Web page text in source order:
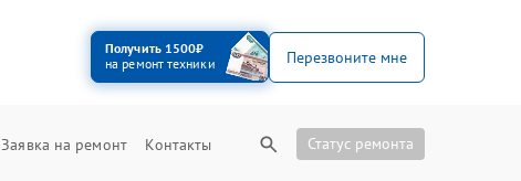
Получить 1500₽
на ремонт техники
Перезвоните мне
Заявка на ремонт Контакты Статус ремонта